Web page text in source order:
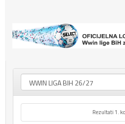
Rezultati 1.